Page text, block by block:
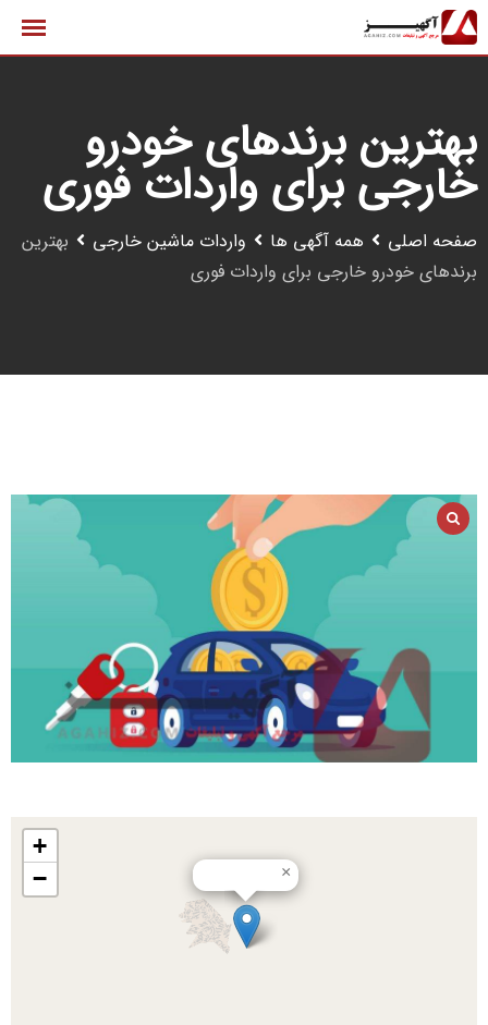
پرش
به
بهترین برندهای خودرو
خارجی برای واردات فوری
صفحه اصلی همه آگهی ها واردات ماشین خارجی
بهترین
برندهای خودرو خارجی برای واردات فوری
×
+
−